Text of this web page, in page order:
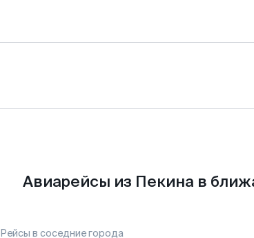
Авиарейсы из Пекина в
Рейсы в соседние города